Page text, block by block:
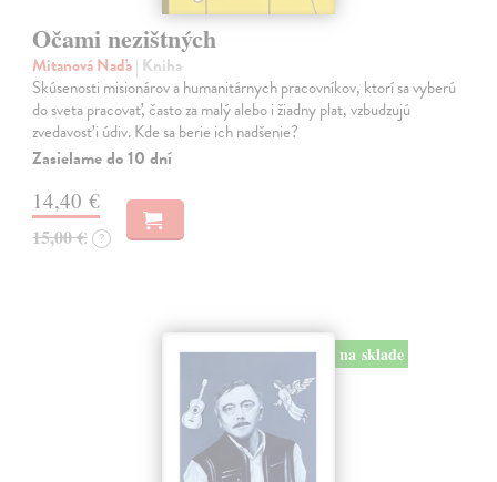
Očami nezištných
Mitanová Naďa| Kniha
Skúsenosti misionárov a humanitárnych pracovníkov, ktorí sa vyberú
do sveta pracovať, často za malý alebo i žiadny plat, vzbudzujú
zvedavosť i údiv. Kde sa berie ich nadšenie?
Zasielame do 10 dní
14,40 €
15,00 € ?
na sklade